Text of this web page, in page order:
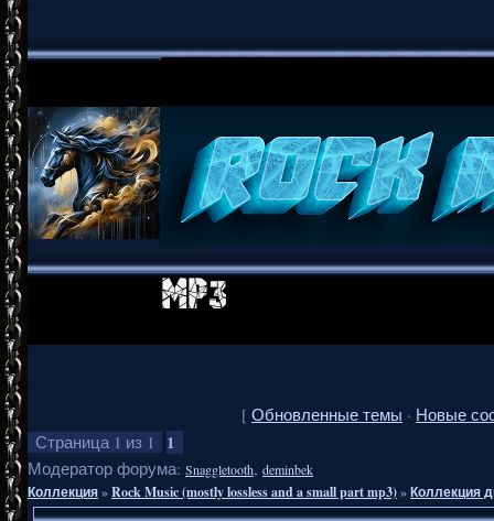
[ Обновленные темы · Новые
Страница 1 из 1 1
Модератор форума: Snaggletooth, deminbek
Коллекция»Rock Music (mostly lossless and a small part mp3)»Коллекция